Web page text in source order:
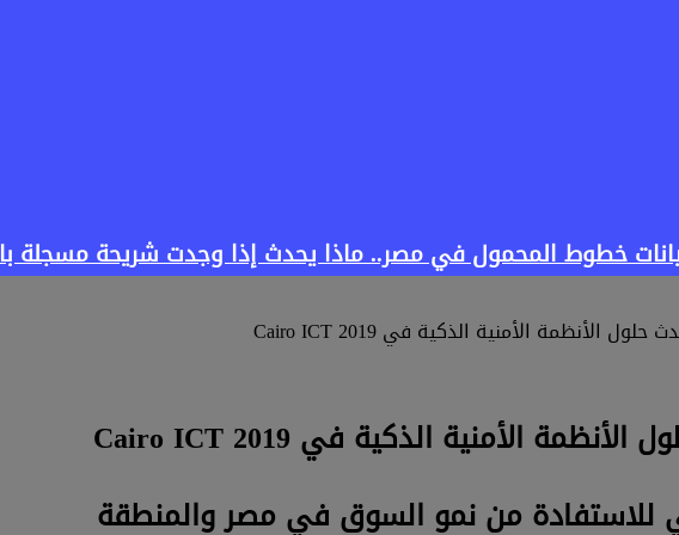
بيانات خطوط المحمول في مصر.. ماذا يحدث إذا وجدت شريحة
للاستفادة من نمو السوق في مصر والمنطقة